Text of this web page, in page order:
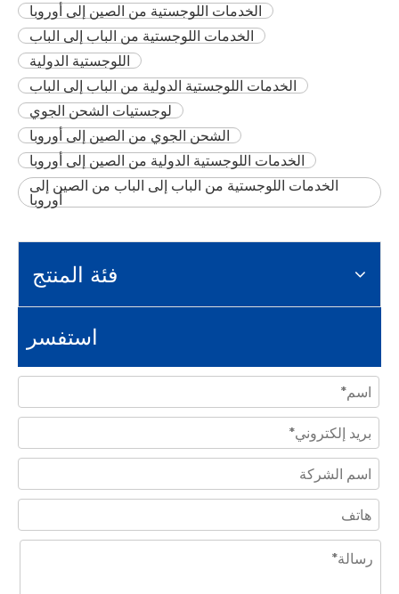
الخدمات اللوجستية من الصين إلى أوروبا
الخدمات اللوجستية من الباب إلى الباب
اللوجستية الدولية
الخدمات اللوجستية الدولية من الباب إلى الباب
لوجستيات الشحن الجوي
الشحن الجوي من الصين إلى أوروبا
الخدمات اللوجستية الدولية من الصين إلى أوروبا
الخدمات اللوجستية من الباب إلى الباب من الصين إلى
أوروبا
فئة المنتج
استفسر